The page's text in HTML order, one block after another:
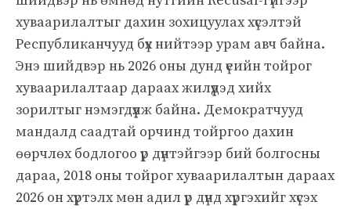
хуваарилалтыг дахин зохицуулах хүсэлтэй
Республиканчууд бүх нийтээр урам авч байна.
Энэ шийдвэр нь 2026 оны дунд үеийн тойрог
хуваарилалтаар дараах жилүүдэд хийх
зорилтыг нэмэгдүүлж байна. Демократчууд
мандалд саадтай орчинд тойргоо дахин
өөрчлөх бодлогоо үр дүнтэйгээр бий болгосны
дараа, 2018 оны тойрог хуваарилалтын дараах
2026 он хүртэлх мөн адил үр дүнд хүргэхийг хүсэх